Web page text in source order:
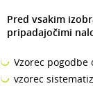
Pred vsakim
pripadajočimi
Vzorec pogodbe
vzorec